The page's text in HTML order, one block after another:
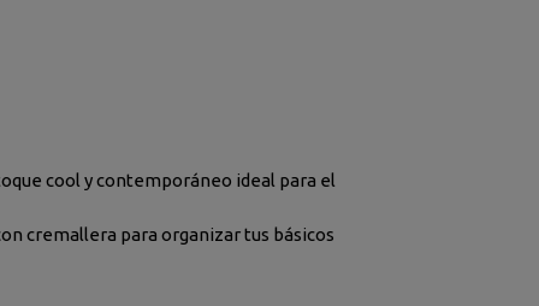
cool y contemporáneo ideal para el
cremallera para organizar tus básicos